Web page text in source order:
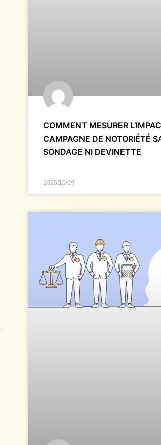
COMMENT MESURER
CAMPAGNE DE NOTORIÉTÉ
SONDAGE NI DEVINETTE
2025/10/09